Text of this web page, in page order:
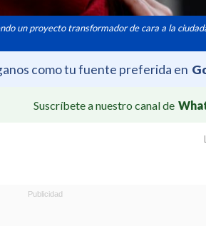
un proyecto transformador de cara a la
como tu fuente preferida en
Suscríbete a nuestro canal de